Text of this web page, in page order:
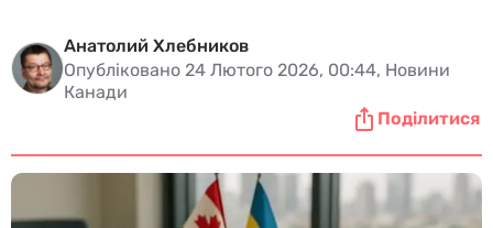
Анатолий Хлебников
Опубліковано 24 Лютого 2026, 00:44, Новини
Канади
Поділитися